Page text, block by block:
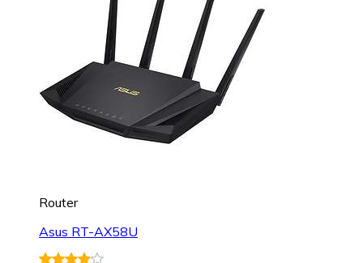
Router
Asus RT-AX58U